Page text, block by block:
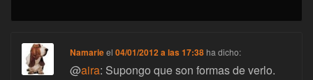
Namarieel04/01/2012 a las 17:38 ha dicho:
@aira: Supongo que son formas de verlo.